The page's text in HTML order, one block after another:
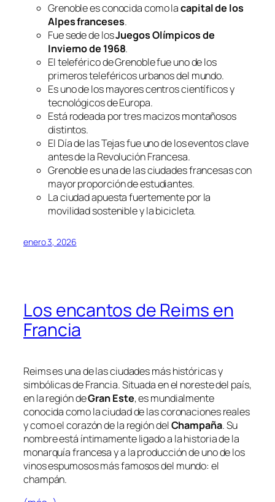
Grenoble es conocida como lacapital de los
Alpes franceses.
Fue sede de losJuegos Olímpicos de
Invierno de 1968.
El teleférico de Grenoble fue uno de los
primeros teleféricos urbanos del mundo.
Es uno de los mayores centros científicos y
tecnológicos de Europa.
Está rodeada por tres macizos montañosos
distintos.
El Día de las Tejas fue uno de los eventos clave
antes de la Revolución Francesa.
Grenoble es una de las ciudades francesas con
mayor proporción de estudiantes.
La ciudad apuesta fuertemente por la
movilidad sostenible y la bicicleta.
enero 3, 2026
Los encantos de Reims en
Francia
Reims es una de las ciudades más históricas y
simbólicas de Francia. Situada en el noreste del país,
en la región deGran Este, es mundialmente
conocida como la ciudad de las coronaciones reales
y como el corazón de la región delChampaña. Su
nombre está íntimamente ligado a la historia de la
monarquía francesa y a la producción de uno de los
vinos espumosos más famosos del mundo: el
champán.